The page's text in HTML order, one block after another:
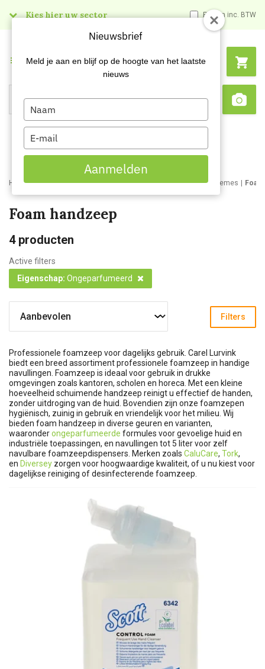
Kies hier uw sector Prijzen inc. BTW
Search
Menu
Home Webshop Schoonmaakartikelen Handzepen en huidcremes
Foam handzeep
4 producten
Active filters
Eigenschap: Ongeparfumeerd
Filters
Professionele foamzeep voor dagelijks gebruik. Carel Lurvink
biedt een breed assortiment professionele foamzeep in handige
navullingen. Foamzeep is ideaal voor gebruik in drukke
omgevingen zoals kantoren, scholen en horeca. Met een kleine
hoeveelheid schuimende handzeep reinigt u effectief de handen,
zonder uitdroging van de huid. Bovendien zijn onze foamzepen
hygiënisch, zuinig in gebruik en vriendelijk voor het milieu. Wij
bieden foam handzeep in diverse geuren en varianten,
waaronderongeparfumeerde formules voor gevoelige huid en
industriële toepassingen, en navullingen tot 5 liter voor zelf
navulbare foamzeepdispensers. Merken zoals CaluCare, Tork,
en Diversey zorgen voor hoogwaardige kwaliteit, of u nu kiest voor
dagelijkse reiniging of desinfecterende foamzeep.
Nieuwsbrief
Meld je aan en blijf op de hoogte van het laatste
nieuws
Type
your
name
Type
your
email
Aanmelden